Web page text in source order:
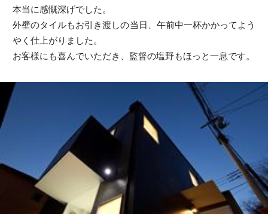
本当に感慨深げでした。
外壁のタイルもお引き渡しの当日、午前中一杯かかってよう
やく仕上がりました。
お客様にも喜んでいただき、監督の塩野もほっと一息です。